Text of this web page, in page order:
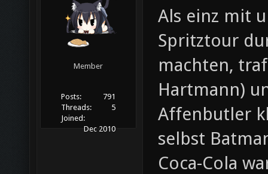
Member
Posts:
791
Threads:
5
Joined:
Dec 2010
Als einz mit
Spritztour
machten,
Hartmann)
Affenbutler
selbst
Coca-Cola